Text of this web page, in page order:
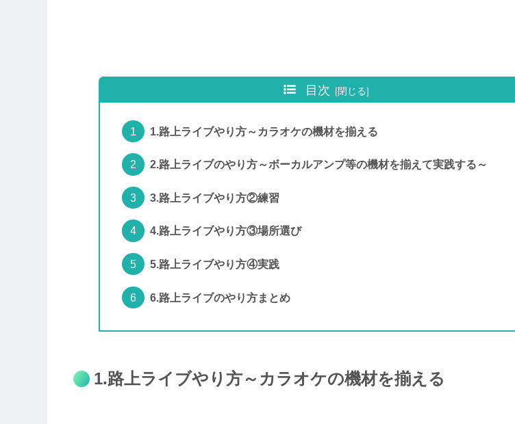
目次
1.路上ライブやり方～カラオケの機材を揃える
2.路上ライブのやり方～ボーカルアンプ等の機材を揃えて実践する～
3.路上ライブやり方②練習
4.路上ライブやり方③場所選び
5.路上ライブやり方④実践
6.路上ライブのやり方まとめ
1.路上ライブやり方～カラオケの機材を揃える